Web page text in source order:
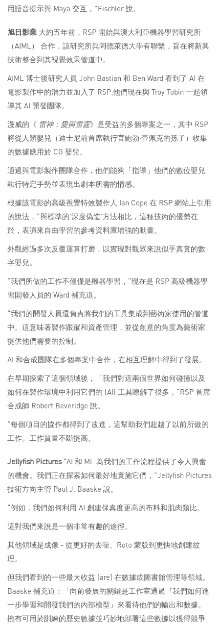
用語音提示與 Maya 交互，”Fischler 說。
旭日影業 大約五年前，RSP 開始與澳大利亞機器學習研究所
（AIML） 合作，該研究所與阿德萊德大學有聯繫，旨在將新興
技術整合到其視覺效果管道中。
AIML 博士後研究人員 John Bastian 和 Ben Ward 看到了 AI 在
電影製作中的潛力並加入了 RSP;他們現在與 Troy Tobin 一起領
導其 AI 開發團隊。
漫威的《 雷神：愛與雷霆》是受益的多個專案之一，其中 RSP
將從人類嬰兒（迪士尼前首席執行官鮑勃·查佩克的孫子）收集
的數據應用於 CG 嬰兒。
通過與電影製作團隊合作，他們能夠「指導」他們的數位嬰兒
執行特定手勢並表現出劇本所需的情感。
根據該電影的高級視覺特效製作人 Ian Cope 在 RSP 網站上引用
的說法，“與標準的'深度偽造'方法相比，這種技術的優勢在
於，表演來自由學習的參考資料庫增強的動畫。
外觀經過多次反覆運算打磨，以實現對觀眾來說似乎真實的數
字嬰兒。
“我們所做的工作不僅僅是機器學習，”現在是 RSP 高級機器學
習開發人員的 Ward 補充道。
“我們的開發人員還負責將我們的工具集成到藝術家使用的管道
中。這意味著製作跟蹤和資產管理，並從創意的角度為藝術家
提供他們需要的控制。
AI 和合成團隊在多個專案中合作，在相互理解中得到了發展。
在早期探索了這個領域後，「我們對這兩個世界如何碰撞以及
如何在製作環境中利用它們的 [AI] 工具瞭解了很多，“RSP 首席
合成師 Robert Beveridge 說。
“每個項目的協作都得到了改進，這幫助我們超越了以前所做的
工作。工作質量不斷提高。
Jellyfish Pictures“AI 和 ML 為我們的工作流程提供了令人興奮
的機會。我們正在探索如何最好地實施它們，“Jellyfish Pictures
技術方向主管 Paul J. Baaske 說。
“例如，我們如何利用 AI 創建保真度更高的布料和肌肉類比。
這對我們來說是一個非常有趣的途徑。
其他領域是成像 - 從更好的去噪、Roto 蒙版到更快地創建紋
理。
但我們看到的一些最大收益 [are] 在數據或圖書館管理等領域。
Baaske 補充道：「向前發展的關鍵是工作室通過『我們如何進
一步學習和開發我們的內部模型』來看待他們的輸出和數據。
擁有可用於訓練的歷史數據並巧妙地部署這些數據以獲得競爭